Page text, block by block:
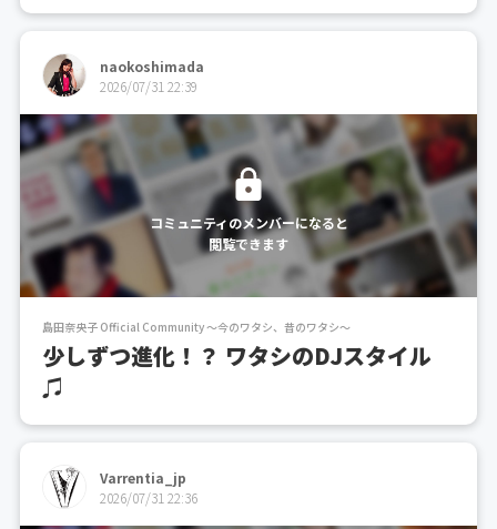
naokoshimada
2026/07/31 22:39
コミュニティのメンバーになると
閲覧できます
島田奈央子 Official Community ～今のワタシ、昔のワタシ～
少しずつ進化！？ ワタシのDJスタイル
♫
Varrentia_jp
2026/07/31 22:36